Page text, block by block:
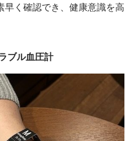
早く確認でき、健康意識を高
ブル血圧計